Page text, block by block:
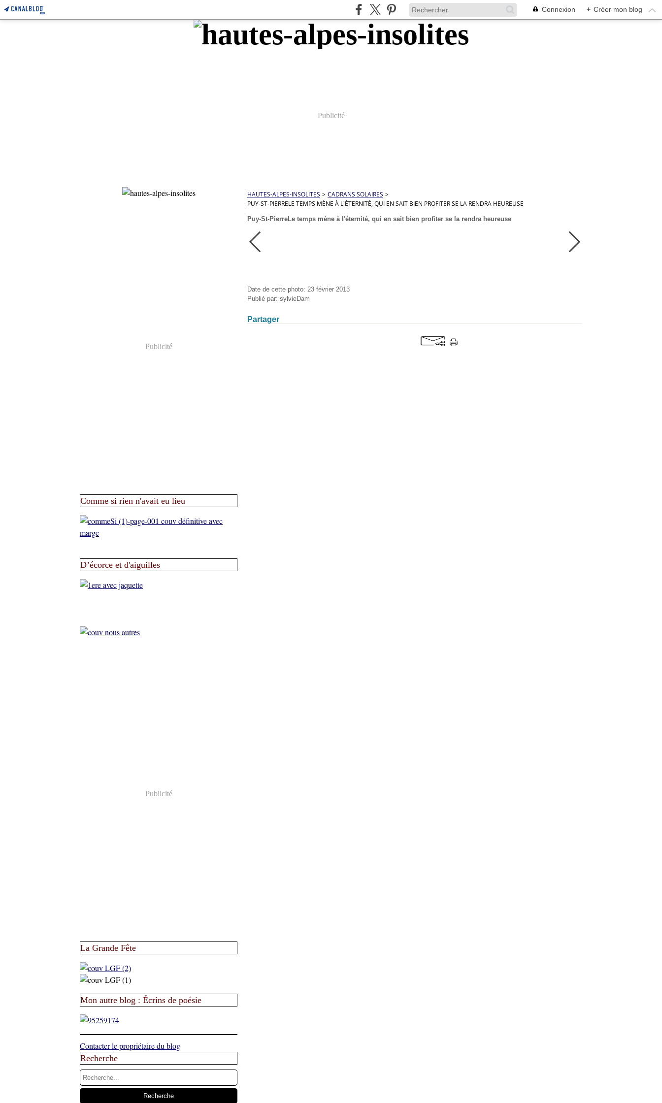
Connexion + Créer mon blog
Publicité
Publicité
Comme si rien n'avait eu lieu
D’écorce et d'aiguilles
Publicité
La Grande Fête
Mon autre blog : Écrins de poésie
Contacter le propriétaire du blog
Recherche
HAUTES-ALPES-INSOLITES > CADRANS SOLAIRES >
PUY-ST-PIERRELE TEMPS MÈNE À L'ÉTERNITÉ, QUI EN SAIT BIEN PROFITER SE LA RENDRA HEUREUSE
Puy-St-PierreLe temps mène à l'éternité, qui en sait bien profiter se la rendra heureuse
Date de cette photo: 23 février 2013
Publié par: sylvieDam
Partager